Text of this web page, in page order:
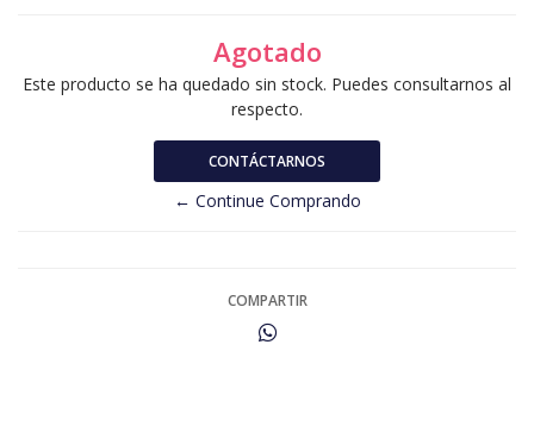
Agotado
Este producto se ha quedado sin stock. Puedes consultarnos al
respecto.
CONTÁCTARNOS
← Continue Comprando
COMPARTIR